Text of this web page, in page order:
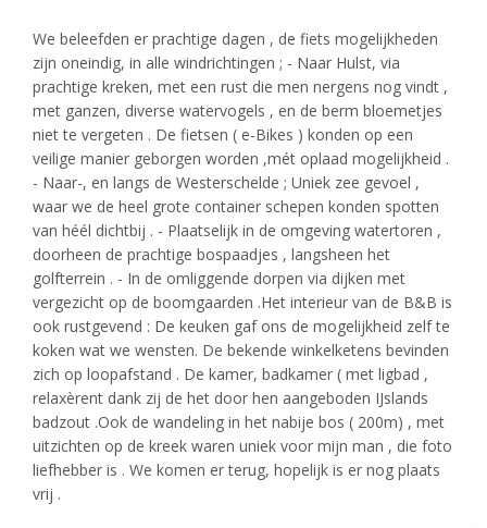
We beleefden er prachtige dagen , de fiets mogelijkheden
zijn oneindig, in alle windrichtingen ; - Naar Hulst, via
prachtige kreken, met een rust die men nergens nog vindt ,
met ganzen, diverse watervogels , en de berm bloemetjes
niet te vergeten . De fietsen ( e-Bikes ) konden op een
veilige manier geborgen worden ,mét oplaad mogelijkheid .
- Naar-, en langs de Westerschelde ; Uniek zee gevoel ,
waar we de heel grote container schepen konden spotten
van héél dichtbij . - Plaatselijk in de omgeving watertoren ,
doorheen de prachtige bospaadjes , langsheen het
golfterrein . - In de omliggende dorpen via dijken met
vergezicht op de boomgaarden .Het interieur van de B&B is
ook rustgevend : De keuken gaf ons de mogelijkheid zelf te
koken wat we wensten. De bekende winkelketens bevinden
zich op loopafstand . De kamer, badkamer ( met ligbad ,
relaxèrent dank zij de het door hen aangeboden IJslands
badzout .Ook de wandeling in het nabije bos ( 200m) , met
uitzichten op de kreek waren uniek voor mijn man , die foto
liefhebber is . We komen er terug, hopelijk is er nog plaats
vrij .